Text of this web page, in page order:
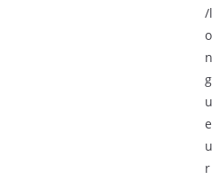
/l
o
n
g
u
e
u
r